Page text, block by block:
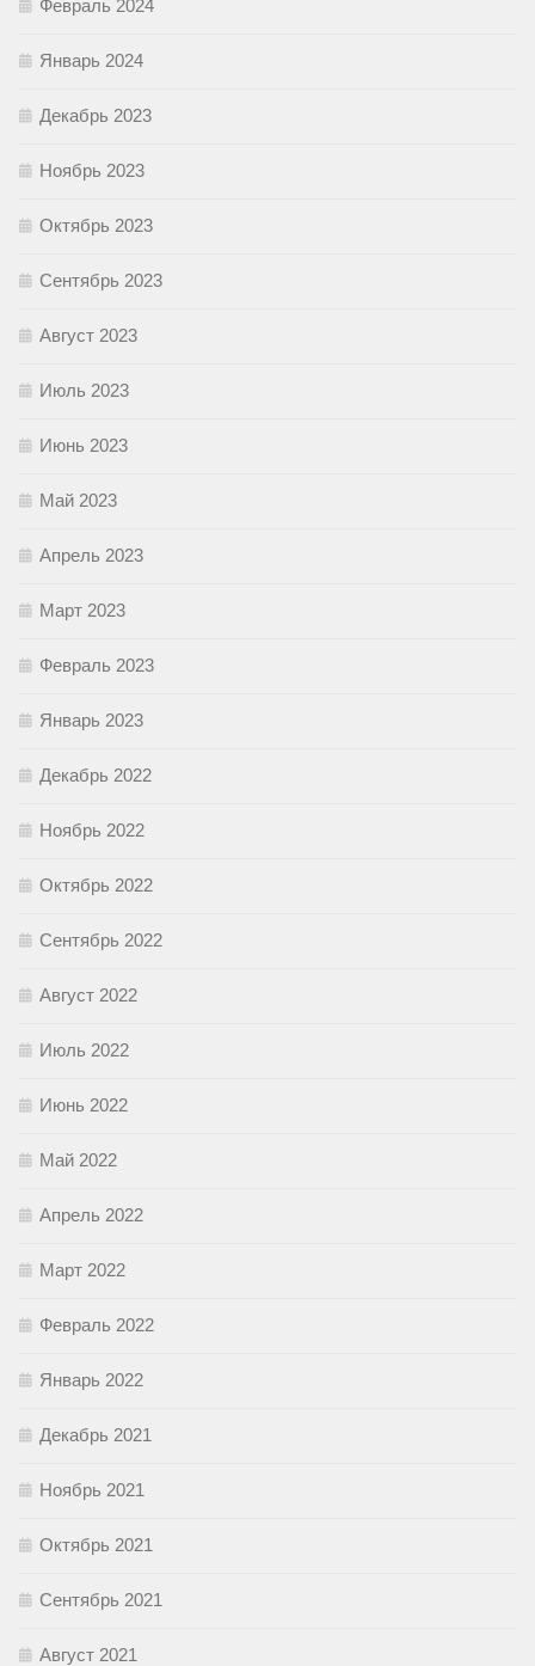
Февраль 2024
Январь 2024
Декабрь 2023
Ноябрь 2023
Октябрь 2023
Сентябрь 2023
Август 2023
Июль 2023
Июнь 2023
Май 2023
Апрель 2023
Март 2023
Февраль 2023
Январь 2023
Декабрь 2022
Ноябрь 2022
Октябрь 2022
Сентябрь 2022
Август 2022
Июль 2022
Июнь 2022
Май 2022
Апрель 2022
Март 2022
Февраль 2022
Январь 2022
Декабрь 2021
Ноябрь 2021
Октябрь 2021
Сентябрь 2021
Август 2021